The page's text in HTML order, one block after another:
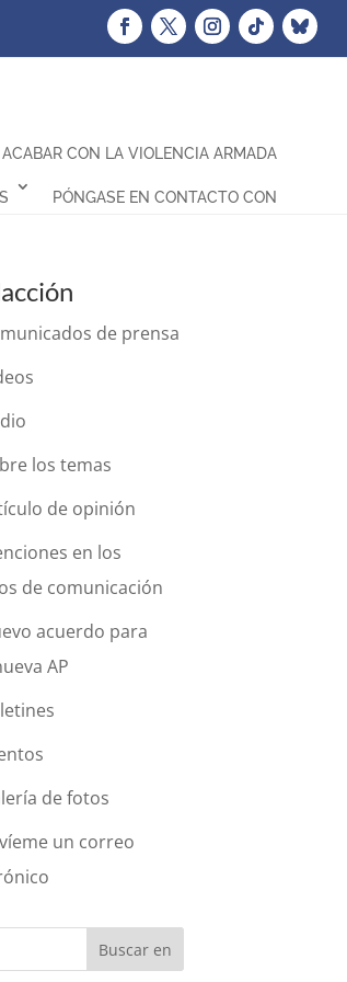
ACABAR CON LA VIOLENCIA ARMADA
PÓNGASE EN CONTACTO CON
de prensa
los temas
de opinión
en los
de comunicación
acuerdo para
AP
de fotos
un correo